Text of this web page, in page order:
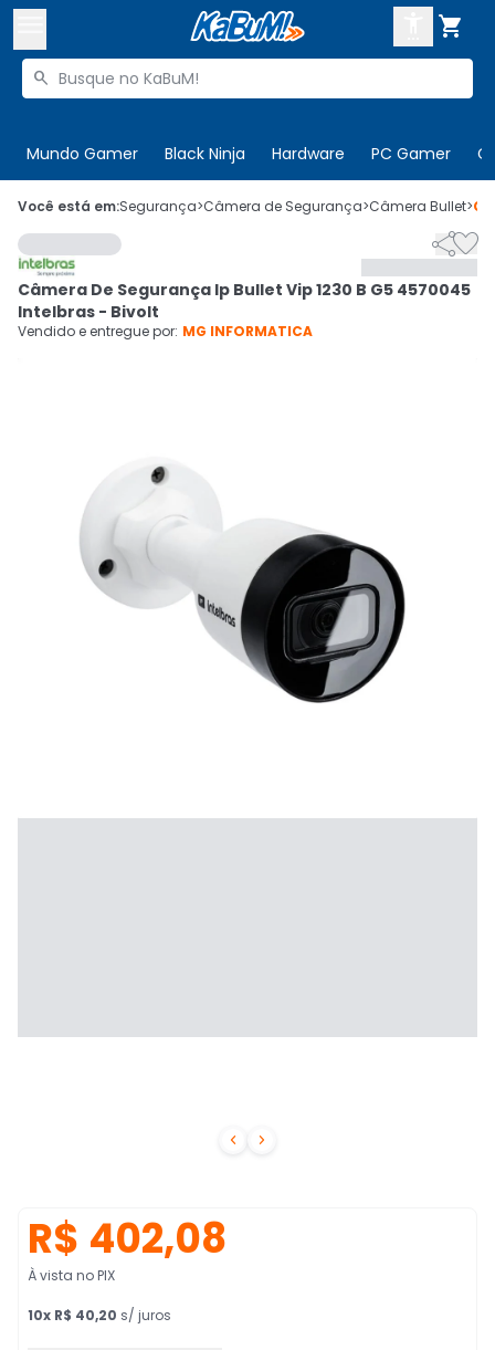

Buscar produtos

Mundo Gamer Black Ninja Hardware PC Gamer
 Olá. Acesse sua conta
 Departamentos
Cupons
CADASTRE-SE
Você está em:Segurança>Câmera de Segurança>Câmera Bullet>
 

Câmera De Segurança Ip Bullet Vip 1230 B G5 4570045
Intelbras - Bivolt
Vendido e entregue por: MG INFORMATICA
R$ 402,08
À vista no PIX
10x R$ 40,20 s/ juros